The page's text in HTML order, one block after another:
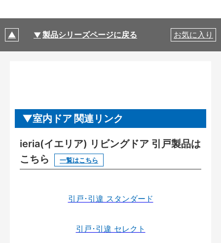
製品シリーズページに戻る お気に入り
室内ドア 関連リンク
ieria(イエリア) リビングドア 引戸製品は
こちら
一覧はこちら
引戸･引違 スタンダード
引戸･引違 セレクト